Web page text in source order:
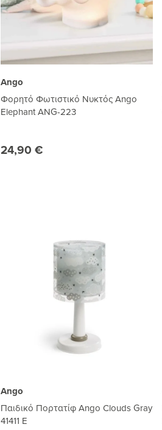
Ango
Φορητό Φωτιστικό Νυκτός Ango
Elephant ANG-223
24,90 €
Ango
Παιδικό Πορτατίφ Ango Clouds Gray
41411 E